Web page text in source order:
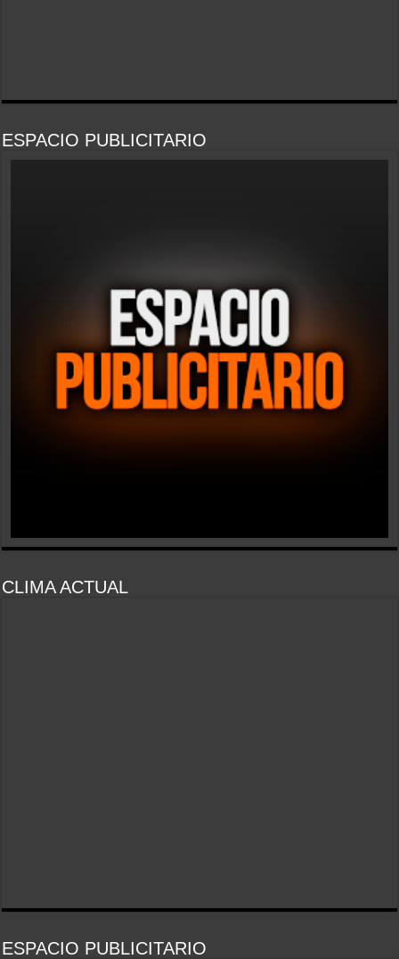
ESPACIO PUBLICITARIO
CLIMA ACTUAL
ESPACIO PUBLICITARIO